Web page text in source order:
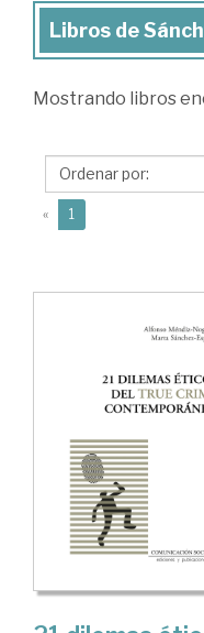
Libros
Sánchez
Marta
Libros de
Mostrando libros
« 1